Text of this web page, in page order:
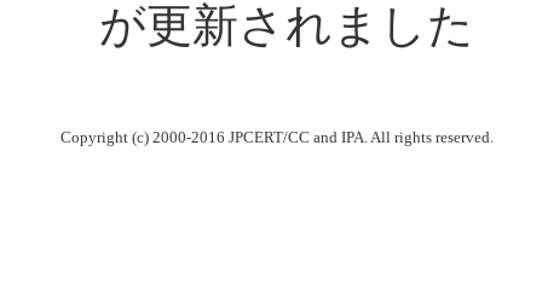
が更新されました
Copyright (c) 2000-2016 JPCERT/CC and IPA. All rights reserved.